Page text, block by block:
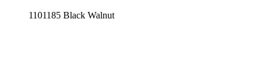
1101185 Black Walnut